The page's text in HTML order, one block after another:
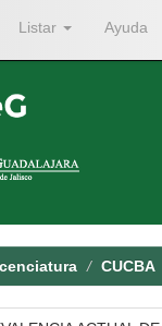
Listar Ayuda
CUCBA